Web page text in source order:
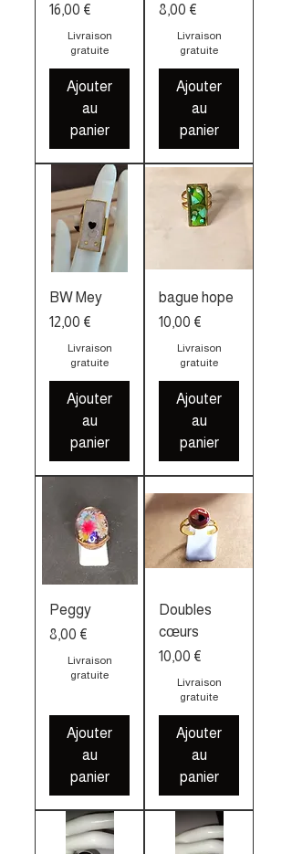
Prix
16,00 €
Livraison
gratuite
Ajouter
au
panier
Prix
8,00 €
Livraison
gratuite
Ajouter
au
panier
BW Mey
Prix
12,00 €
Livraison
gratuite
Ajouter
au
panier
bague hope
Prix
10,00 €
Livraison
gratuite
Ajouter
au
panier
Peggy
Prix
8,00 €
Livraison
gratuite
Ajouter
au
panier
Doubles
cœurs
Prix
10,00 €
Livraison
gratuite
Ajouter
au
panier